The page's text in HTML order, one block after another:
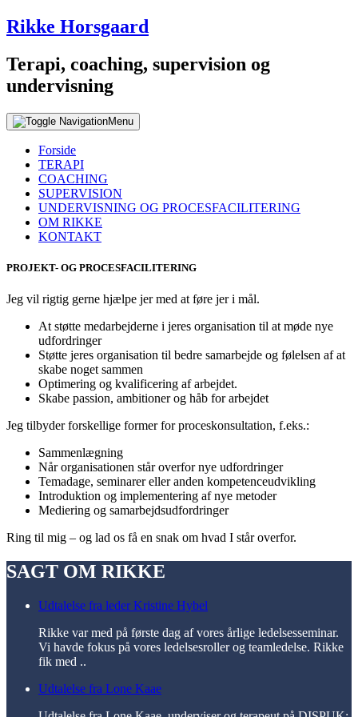
Rikke Horsgaard
Terapi, coaching, supervision og
undervisning
Menu
Forside
TERAPI
COACHING
SUPERVISION
UNDERVISNING OG PROCESFACILITERING
OM RIKKE
KONTAKT
PROJEKT- OG PROCESFACILITERING
Jeg vil rigtig gerne hjælpe jer med at føre jer i mål.
At støtte medarbejderne i jeres organisation til at møde nye
udfordringer
Støtte jeres organisation til bedre samarbejde og følelsen af at
skabe noget sammen
Optimering og kvalificering af arbejdet.
Skabe passion, ambitioner og håb for arbejdet
Jeg tilbyder forskellige former for proceskonsultation, f.eks.:
Sammenlægning
Når organisationen står overfor nye udfordringer
Temadage, seminarer eller anden kompetenceudvikling
Introduktion og implementering af nye metoder
Mediering og samarbejdsudfordringer
Ring til mig – og lad os få en snak om hvad I står overfor.
SAGT OM RIKKE
Udtalelse fra leder Kristine Hybel
Rikke var med på første dag af vores årlige ledelsesseminar.
Vi havde fokus på vores ledelsesroller og teamledelse. Rikke
fik med ..
Udtalelse fra Lone Kaae